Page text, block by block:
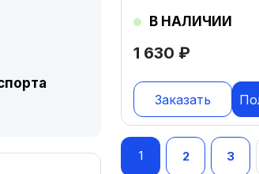
1 630 ₽
В НАЛИЧИИ
Заказать
1 2 3